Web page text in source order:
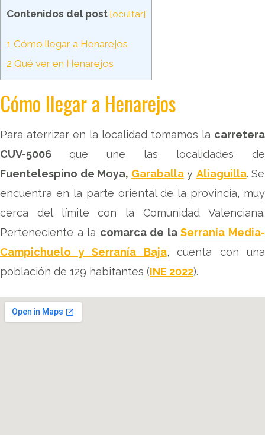
Contenidos del post [ocultar]
1 Cómo llegar a Henarejos
2 Qué ver en Henarejos
Cómo llegar a Henarejos
Para aterrizar en la localidad tomamos la carretera
CUV-5006 que une las localidades de
Fuentelespino de Moya, Garaballay Aliaguilla. Se
encuentra en la parte oriental de la provincia, muy
cerca del límite con la Comunidad Valenciana.
Perteneciente a la comarca de laSerranía Media-
Campichuelo y Serranía Baja, cuenta con una
población de 129 habitantes (INE 2022).